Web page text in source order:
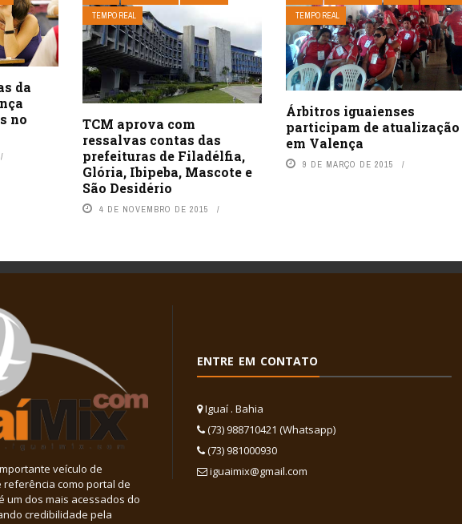
da
no
TEMPO REAL
TCM aprova com
ressalvas contas das
prefeituras de Filadélfia,
Glória, Ibipeba, Mascote e
São Desidério
4 DE NOVEMBRO DE 2015
TEMPO REAL
Árbitros iguaienses
participam de atualização
em Valença
9 DE MARÇO DE 2015
veículo de
como portal de
um dos mais acessados do
credibilidade pela
ENTRE EM CONTATO
Iguaí . Bahia
(73) 988710421 (Whatsapp)
(73) 981000930
iguaimix@gmail.com